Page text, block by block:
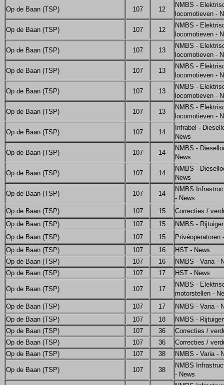
Op de Baan (TSP) 107 12
NMBS -
locomotieven -
Op de Baan (TSP) 107 12
NMBS -
locomotieven -
Op de Baan (TSP) 107 13
NMBS -
locomotieven -
Op de Baan (TSP) 107 13
NMBS -
locomotieven -
Op de Baan (TSP) 107 13
NMBS -
locomotieven -
Op de Baan (TSP) 107 13
NMBS -
locomotieven -
Op de Baan (TSP) 107 14
Infrabel -
News
Op de Baan (TSP) 107 14
NMBS -
News
Op de Baan (TSP) 107 14
NMBS -
News
Op de Baan (TSP) 107 14
NMBS
- News
Op de Baan (TSP)
107 15
Correcties /
Op de Baan (TSP)
107 15
NMBS -
Op de Baan (TSP)
107 15
Privéoperatoren
Op de Baan (TSP)
107 16
HST - News
Op de Baan (TSP)
107 16
NMBS - Varia -
Op de Baan (TSP)
107 17 HST - News
Op de Baan (TSP) 107 17
NMBS -
motorstellen -
Op de Baan (TSP)
107 17
NMBS - Varia -
Op de Baan (TSP)
107 18
NMBS -
Op de Baan (TSP)
107 36
Correcties /
Op de Baan (TSP)
107 36
Correcties /
Op de Baan (TSP)
107 38 NMBS - Varia -
Op de Baan (TSP) 107 38
NMBS
- News